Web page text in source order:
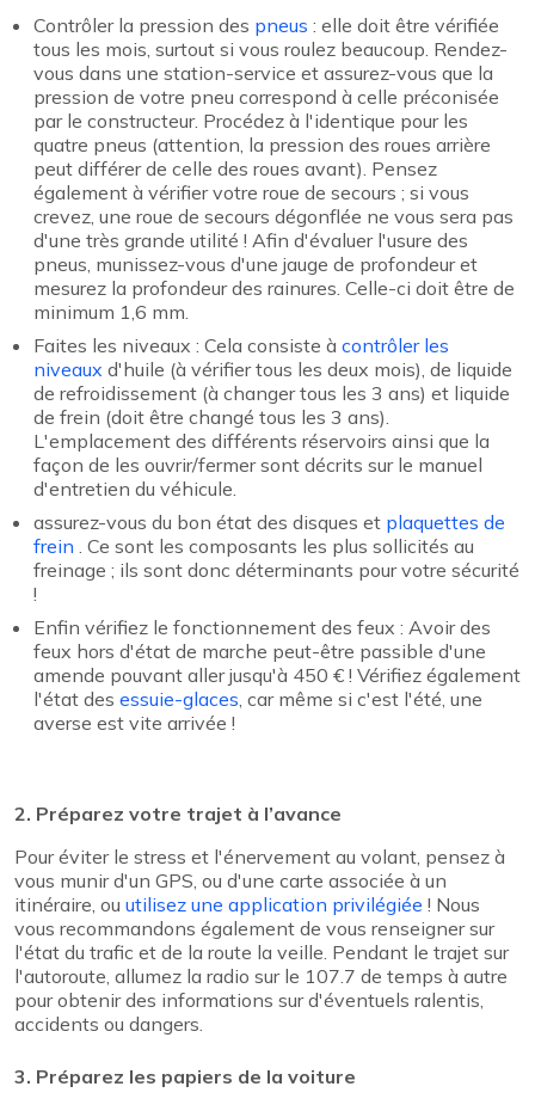
Contrôler la pression des pneus : elle doit être vérifiée
tous les mois, surtout si vous roulez beaucoup. Rendez-
vous dans une station-service et assurez-vous que la
pression de votre pneu correspond à celle préconisée
par le constructeur. Procédez à l'identique pour les
quatre pneus (attention, la pression des roues arrière
peut différer de celle des roues avant). Pensez
également à vérifier votre roue de secours ; si vous
crevez, une roue de secours dégonflée ne vous sera pas
d'une très grande utilité ! Afin d'évaluer l'usure des
pneus, munissez-vous d'une jauge de profondeur et
mesurez la profondeur des rainures. Celle-ci doit être de
minimum 1,6 mm.
Faites les niveaux : Cela consiste à contrôler les
niveaux d'huile (à vérifier tous les deux mois), de liquide
de refroidissement (à changer tous les 3 ans) et liquide
de frein (doit être changé tous les 3 ans).
L'emplacement des différents réservoirs ainsi que la
façon de les ouvrir/fermer sont décrits sur le manuel
d'entretien du véhicule.
assurez-vous du bon état des disques et plaquettes de
frein . Ce sont les composants les plus sollicités au
freinage ; ils sont donc déterminants pour votre sécurité
!
Enfin vérifiez le fonctionnement des feux : Avoir des
feux hors d'état de marche peut-être passible d'une
amende pouvant aller jusqu'à 450 € ! Vérifiez également
l'état des essuie-glaces , car même si c'est l'été, une
averse est vite arrivée !
2. Préparez votre trajet à l’avance
Pour éviter le stress et l'énervement au volant, pensez à
vous munir d'un GPS, ou d'une carte associée à un
itinéraire, ou utilisez une application privilégiée ! Nous
vous recommandons également de vous renseigner sur
l'état du trafic et de la route la veille. Pendant le trajet sur
l'autoroute, allumez la radio sur le 107.7 de temps à autre
pour obtenir des informations sur d'éventuels ralentis,
accidents ou dangers.
3. Préparez les papiers de la voiture